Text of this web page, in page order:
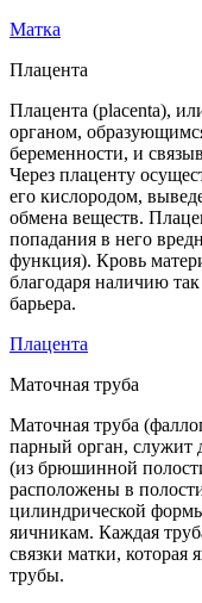
Матка
Плацента
Плацента (placenta),
органом,
беременности, и
Через плаценту
его кислородом,
обмена веществ.
попадания в него
функция). Кровь
благодаря наличию
барьера.
Плацента
Маточная труба
Маточная труба
парный орган, служит
(из брюшинной
расположены в
цилиндрической
яичникам. Каждая
связки матки, которая
трубы.